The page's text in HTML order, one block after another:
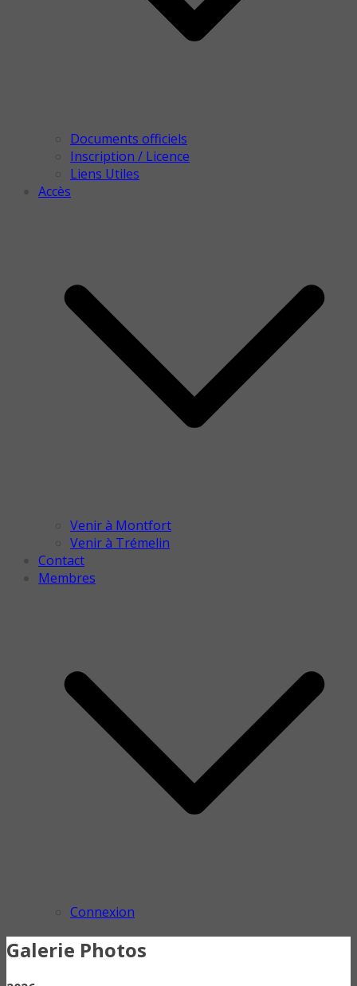
Documents officiels
Inscription / Licence
Liens Utiles
Accès
Venir à Montfort
Venir à Trémelin
Contact
Membres
Connexion
Galerie Photos